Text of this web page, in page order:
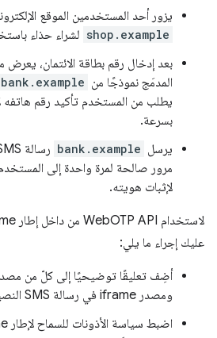
يزور أحد المستخدمين الموقع
shop.example لشراء حذاء
بعد إدخال رقم بطاقة الائتمان،
المدمَج نموذجًا من bank.example
يطلب من المستخدم تأكيد رقم هاتفه
بسرعة.
يرسل bank.example
مرور صالحة لمرة واحدة إلى
لإثبات هويته.
عليك إجراء ما يلي:
أضِف تعليقًا توضيحيًا إلى كلّ من مصدر
ومصدر iframe في رسالة SMS النصية.